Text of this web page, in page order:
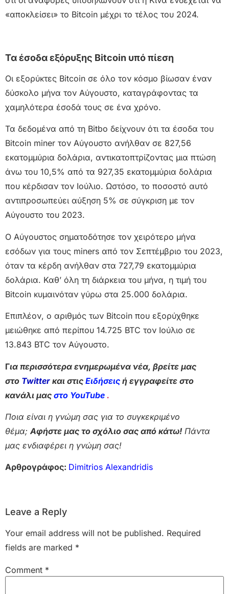
«αποκλείσει» το Bitcoin μέχρι το τέλος του 2024.
Τα έσοδα εξόρυξης Bitcoin υπό πίεση
Οι εξορύκτες Bitcoin σε όλο τον κόσμο βίωσαν έναν
δύσκολο μήνα τον Αύγουστο, καταγράφοντας τα
χαμηλότερα έσοδά τους σε ένα χρόνο.
Τα δεδομένα από τη Bitbo δείχνουν ότι τα έσοδα του
Bitcoin miner τον Αύγουστο ανήλθαν σε 827,56
εκατομμύρια δολάρια, αντικατοπτρίζοντας μια πτώση
άνω του 10,5% από τα 927,35 εκατομμύρια δολάρια
που κέρδισαν τον Ιούλιο. Ωστόσο, το ποσοστό αυτό
αντιπροσωπεύει αύξηση 5% σε σύγκριση με τον
Αύγουστο του 2023.
Ο Αύγουστος σηματοδότησε τον χειρότερο μήνα
εσόδων για τους miners από τον Σεπτέμβριο του 2023,
όταν τα κέρδη ανήλθαν στα 727,79 εκατομμύρια
δολάρια. Καθ’ όλη τη διάρκεια του μήνα, η τιμή του
Bitcoin κυμαινόταν γύρω στα 25.000 δολάρια.
Επιπλέον, ο αριθμός των Bitcoin που εξορύχθηκε
μειώθηκε από περίπου 14.725 BTC τον Ιούλιο σε
13.843 BTC τον Αύγουστο.
Για περισσότερα ενημερωμένα νέα, βρείτε μας
στο Twitter και στις Ειδήσεις ή εγγραφείτε στο
κανάλι μας στο YouTube .
Ποια είναι η γνώμη σας για το συγκεκριμένο
θέμα; Αφήστε μας το σχόλιο σας από κάτω! Πάντα
μας ενδιαφέρει η γνώμη σας!
Αρθρογράφος: Dimitrios Alexandridis
Leave a Reply
Your email address will not be published. Required
fields are marked *
Comment *